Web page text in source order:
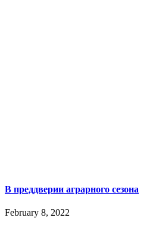
В преддверии аграрного сезона
February 8, 2022